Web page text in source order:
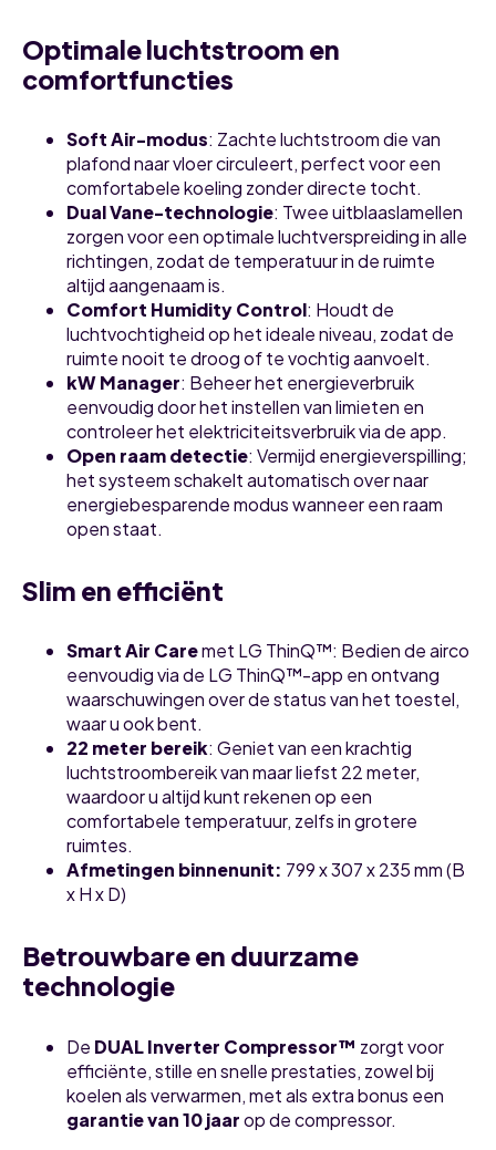
Optimale luchtstroom en
comfortfuncties
Soft Air-modus: Zachte luchtstroom die van
plafond naar vloer circuleert, perfect voor een
comfortabele koeling zonder directe tocht.
Dual Vane-technologie: Twee uitblaaslamellen
zorgen voor een optimale luchtverspreiding in alle
richtingen, zodat de temperatuur in de ruimte
altijd aangenaam is.
Comfort Humidity Control: Houdt de
luchtvochtigheid op het ideale niveau, zodat de
ruimte nooit te droog of te vochtig aanvoelt.
kW Manager: Beheer het energieverbruik
eenvoudig door het instellen van limieten en
controleer het elektriciteitsverbruik via de app.
Open raam detectie: Vermijd energieverspilling;
het systeem schakelt automatisch over naar
energiebesparende modus wanneer een raam
open staat.
Slim en efficiënt
Smart Air Caremet LG ThinQ™: Bedien de airco
eenvoudig via de LG ThinQ™-app en ontvang
waarschuwingen over de status van het toestel,
waar u ook bent.
22 meter bereik: Geniet van een krachtig
luchtstroombereik van maar liefst 22 meter,
waardoor u altijd kunt rekenen op een
comfortabele temperatuur, zelfs in grotere
ruimtes.
Afmetingen binnenunit: 799 x 307 x 235 mm (B
x H x D)
Betrouwbare en duurzame
technologie
De DUAL Inverter Compressor™ zorgt voor
efficiënte, stille en snelle prestaties, zowel bij
koelen als verwarmen, met als extra bonus een
garantie van 10 jaarop de compressor.